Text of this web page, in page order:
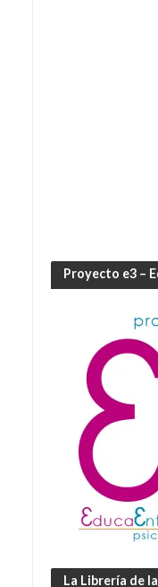
Proyecto e3 –
La Librería de